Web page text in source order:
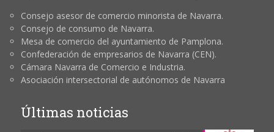
Consejo asesor de comercio minorista de Navarra.
Consejo de consumo de Navarra.
Mesa de comercio del ayuntamiento de Pamplona.
Confederación de empresarios de Navarra (CEN).
Cámara Navarra de Comercio e Industria.
Asociación intersectorial de autónomos de Navarra
Últimas noticias